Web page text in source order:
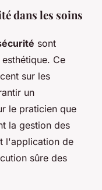
dans les soins
sont
Ce
sur les
un
le praticien que
la gestion des
l'application de
sûre des